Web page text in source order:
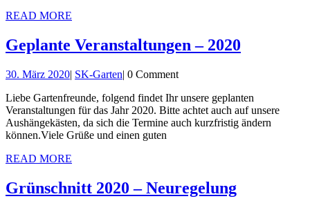
READ MORE
Geplante Veranstaltungen – 2020
2020
30. März 202030.
2020
| SK-GartenSK-
| 0 Comment
Liebe Gartenfreunde, folgend findet Ihr unsere geplanten
Veranstaltungen für das Jahr 2020. Bitte achtet auch auf unsere
Aushängekästen, da sich die Termine auch kurzfristig ändern
können.Viele Grüße und einen guten
READ MORE
Grünschnitt 2020 – Neuregelung